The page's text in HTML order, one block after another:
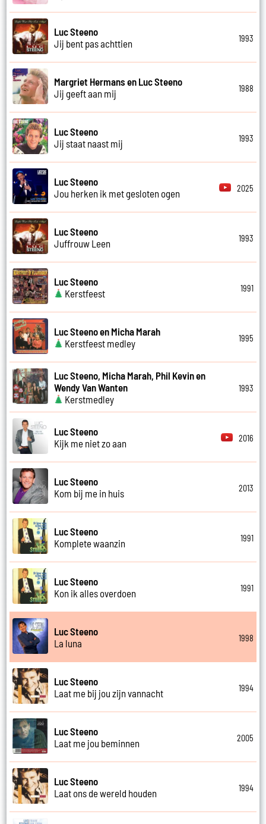
Luc Steeno
Jij bent pas achttien
1993
Margriet Hermans en Luc Steeno
Jij geeft aan mij
1988
Luc Steeno
Jij staat naast mij
1993
Luc Steeno
Jou herken ik met gesloten ogen
2025
Luc Steeno
Juffrouw Leen
1993
Luc Steeno
Kerstfeest
1991
Luc Steeno en Micha Marah
Kerstfeest medley
1995
Luc Steeno, Micha Marah, Phil Kevin en
Wendy Van Wanten
Kerstmedley
1993
Luc Steeno
Kijk me niet zo aan
2016
Luc Steeno
Kom bij me in huis
2013
Luc Steeno
Komplete waanzin
1991
Luc Steeno
Kon ik alles overdoen
1991
Luc Steeno
La luna
1998
Luc Steeno
Laat me bij jou zijn vannacht
1994
Luc Steeno
Laat me jou beminnen
2005
Luc Steeno
Laat ons de wereld houden
1994